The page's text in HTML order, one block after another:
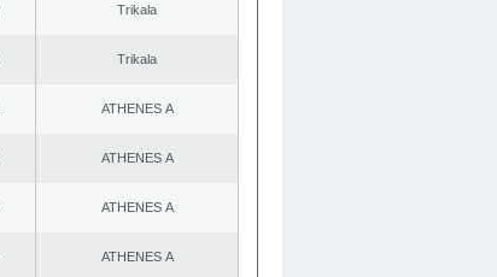
Trikala
Trikala
ATHENES Α
ATHENES Α
ATHENES Α
ATHENES Α